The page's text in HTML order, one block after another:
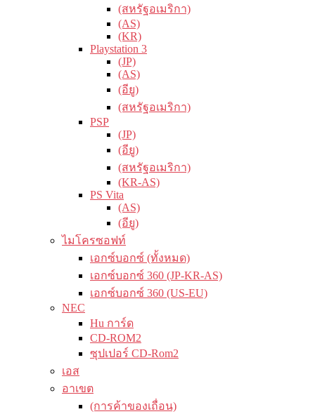
(สหรัฐอเมริกา)
(AS)
(KR)
Playstation 3
(JP)
(AS)
(อียู)
(สหรัฐอเมริกา)
PSP
(JP)
(อียู)
(สหรัฐอเมริกา)
(KR-AS)
PS Vita
(AS)
(อียู)
ไมโครซอฟท์
เอกซ์บอกซ์ (ทั้งหมด)
เอกซ์บอกซ์ 360 (JP-KR-AS)
เอกซ์บอกซ์ 360 (US-EU)
NEC
Hu การ์ด
CD-ROM2
ซุปเปอร์ CD-Rom2
เอส
อาเขต
(การค้าของเถื่อน)